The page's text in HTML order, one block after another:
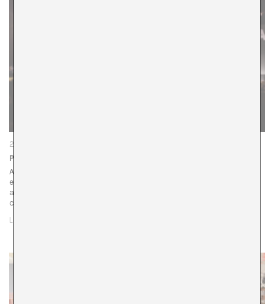
22/06/23
Primavera Sound 2023: crónica de un beso
Alguna vez hemos confiado en la masa como motor de
emancipación, como espacio donde resolver finalmente
aquel dilema adorniano entre la alta cultura burguesa y la
cultura popular. Se ha…
LEER MÁS